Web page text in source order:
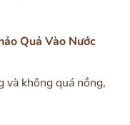
Quả Vào Nước
và không quá nồng,